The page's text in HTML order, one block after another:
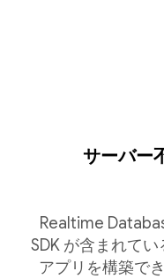
サーバー
Realtime
SDK が含まれて
アプリを構築でき